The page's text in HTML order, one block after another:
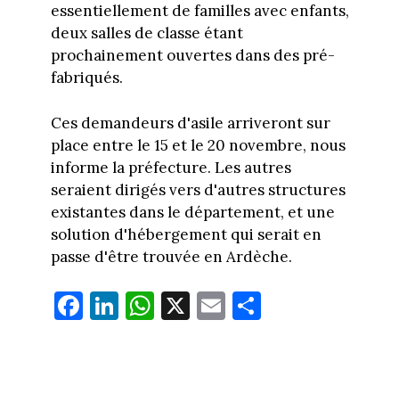
essentiellement de familles avec enfants,
deux salles de classe étant
prochainement ouvertes dans des pré-
fabriqués.
Ces demandeurs d'asile arriveront sur
place entre le 15 et le 20 novembre, nous
informe la préfecture. Les autres
seraient dirigés vers d'autres structures
existantes dans le département, et une
solution d'hébergement qui serait en
passe d'être trouvée en Ardèche.
Fa
ce
Li
nk
W
ha
X E
m
Pa
rt